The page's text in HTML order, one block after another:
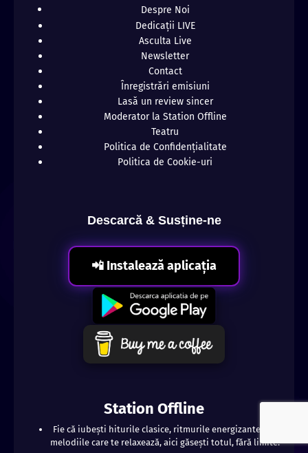
Despre Noi
Dedicații LIVE
Asculta Live
Newsletter
Contact
Înregistrări emisiuni
Lasă un review sincer
Moderator la Station Offline
Teatru
Politica de Confidențialitate
Politica de Cookie-uri
Descarcă & Susține-ne
📲 Instalează aplicația
Station Offline
Fie că iubești hiturile clasice, ritmurile energizante sau
melodiile care te relaxează, aici găsești totul, fără limite!